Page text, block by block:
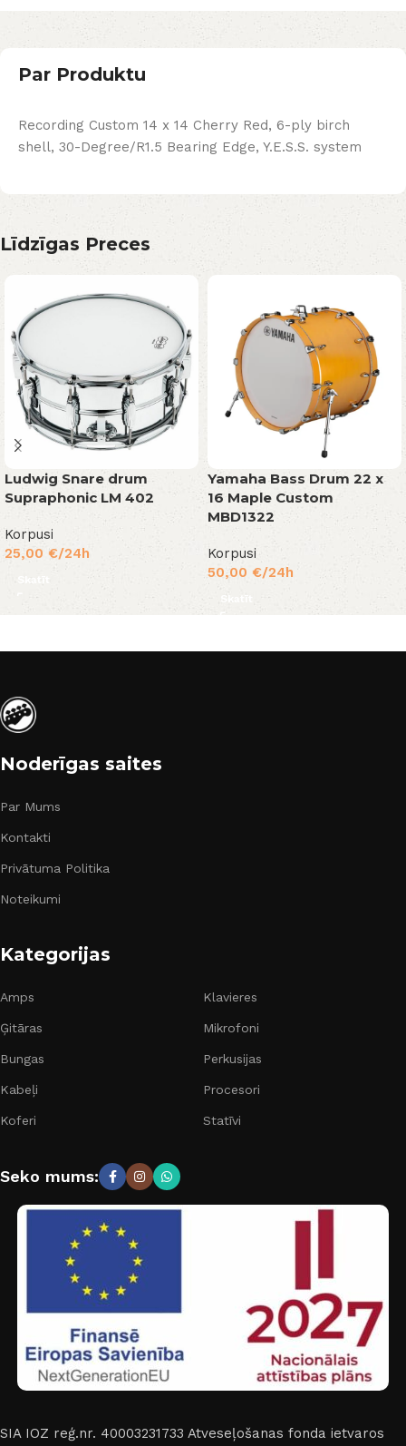
Par Produktu
Recording Custom 14 x 14 Cherry Red, 6-ply birch
shell, 30-Degree/R1.5 Bearing Edge, Y.E.S.S. system
Līdzīgas Preces
Ludwig Snare drum
Supraphonic LM 402
Korpusi
25,00 €/24h
Yamaha Bass Drum 22 x
16 Maple Custom
MBD1322
Korpusi
50,00 €/24h
Skatīt
Noderīgas saites
Par Mums
Kontakti
Privātuma Politika
Noteikumi
Kategorijas
Amps
Ģitāras
Bungas
Kabeļi
Koferi
Klavieres
Mikrofoni
Perkusijas
Procesori
Statīvi
Seko mums:
SIA IOZ reģ.nr. 40003231733 Atveseļošanas fonda ietvaros